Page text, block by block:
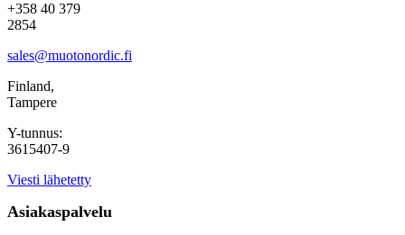
+358 40 379
2854
sales@muotonordic.fi
Finland,
Tampere
Y-tunnus:
3615407-9
Viesti lähetetty
Asiakaspalvelu